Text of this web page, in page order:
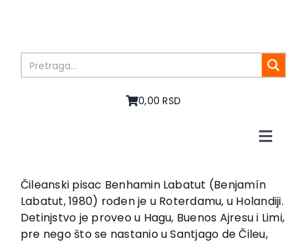
0,00 RSD
Toggle
O nama
Knjige
U pripremi
Čileanski pisac Benhamin Labatut (Benjamín
Labatut, 1980) rođen je u Roterdamu, u Holandiji.
Detinjstvo je proveo u Hagu, Buenos Ajresu i Limi,
pre nego što se nastanio u Santjago de Čileu,